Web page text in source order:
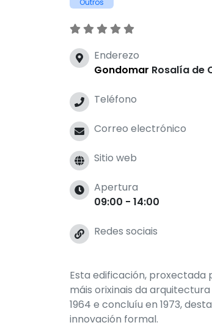
Outros
Enderezo
Gondomar Rosalía de
Teléfono
Correo electrónico
Sitio web
Apertura
09:00 - 14:00
Redes sociais
Esta edificación, proxectada
máis orixinais da
1964 e concluíu en 1973,
innovación formal.